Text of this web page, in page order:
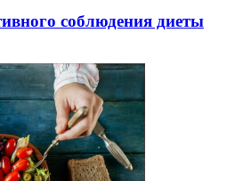
соблюдения диеты